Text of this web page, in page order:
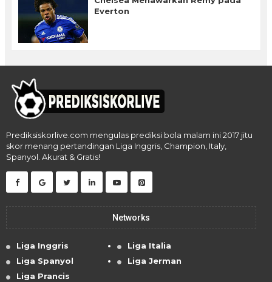
Everton
Prediksiskorlive.com mengulas prediksi bola malam ini 2017 jitu
skor menang pertandingan Liga Inggris, Champion, Italy,
Spanyol. Akurat & Gratis!
Networks
Liga Inggris
Liga Italia
Liga Spanyol
Liga Jerman
Liga Prancis